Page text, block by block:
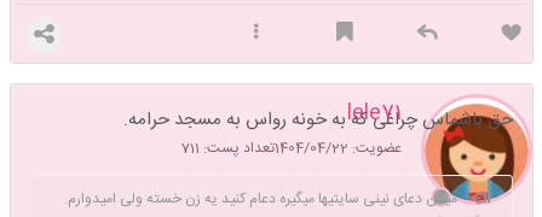
lele71
عضویت: 1404/04/22 تعداد پست: 711
حق باشماس چراغی که به خونه رواس به مسجد حرامه.
میگن دعای نینی سایتیها میگیره دعام کنید یه زن خسته ولی امیدوارم.